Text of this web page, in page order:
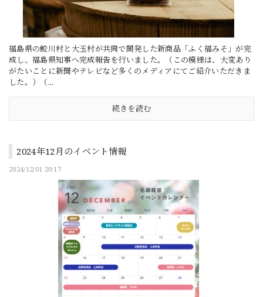
福島県の鮫川村と大玉村が共同で開発した新商品「ふく福みそ」が完
成し、福島県知事へ完成報告を行いました。（この模様は、大変あり
がたいことに新聞やテレビなど多くのメディアにてご紹介いただきま
した。）（...
続きを読む
2024年12月のイベント情報
2024/12/01 20:17